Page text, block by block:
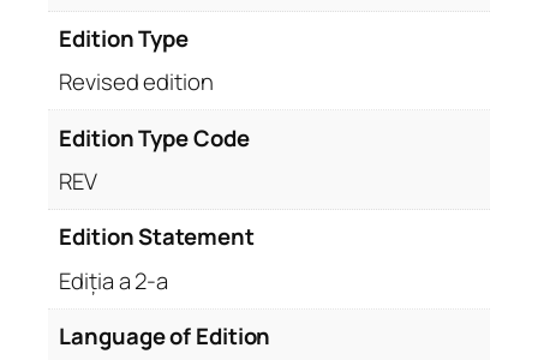
i
a
Edition Type
Revised edition
Edition Type Code
REV
Edition Statement
Ediția a 2-a
Language of Edition